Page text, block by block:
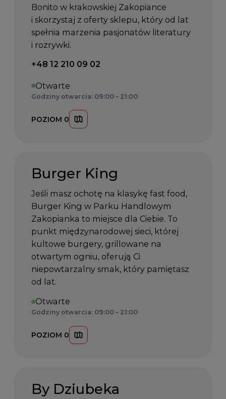
Bonito w krakowskiej Zakopiance
i skorzystaj z oferty sklepu, który od lat
spełnia marzenia pasjonatów literatury
i rozrywki.
Telefon kontaktowy:
+48 12 210 09 02
Otwarte
Godziny otwarcia: 09:00 – 21:00
POZIOM 0
Burger King
Jeśli masz ochotę na klasykę fast food,
Burger King w Parku Handlowym
Zakopianka to miejsce dla Ciebie. To
punkt międzynarodowej sieci, której
kultowe burgery, grillowane na
otwartym ogniu, oferują Ci
niepowtarzalny smak, który pamiętasz
od lat.
Otwarte
Godziny otwarcia: 09:00 – 21:00
POZIOM 0
By Dziubeka